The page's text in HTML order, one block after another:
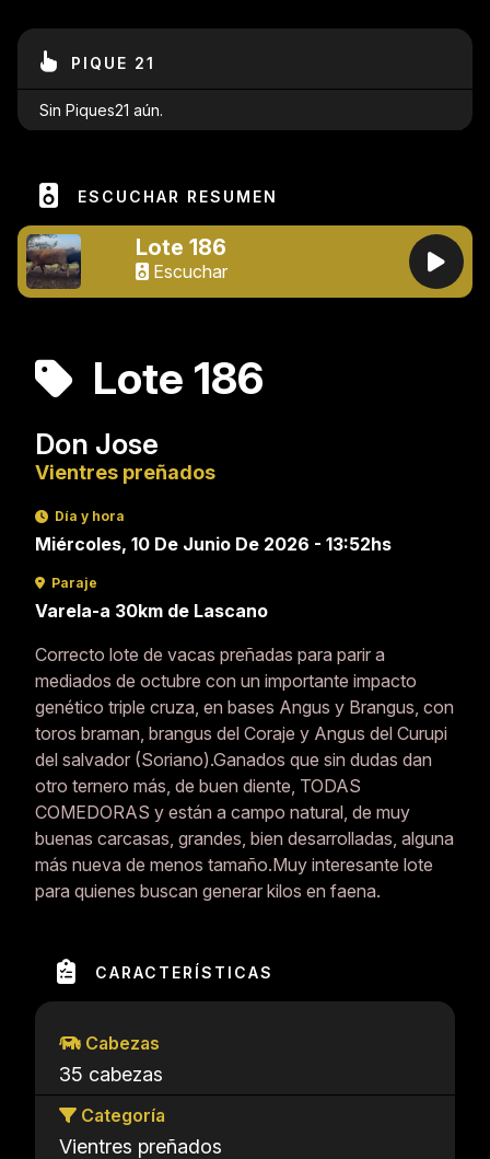
PIQUE 21
Sin Piques21 aún.
ESCUCHAR RESUMEN
Lote 186
Escuchar
Lote 186
Don Jose
Vientres preñados
Día y hora
Miércoles, 10 De Junio De 2026 - 13:52hs
Paraje
Varela-a 30km de Lascano
Correcto lote de vacas preñadas para parir a
mediados de octubre con un importante impacto
genético triple cruza, en bases Angus y Brangus, con
toros braman, brangus del Coraje y Angus del Curupi
del salvador (Soriano).Ganados que sin dudas dan
otro ternero más, de buen diente, TODAS
COMEDORAS y están a campo natural, de muy
buenas carcasas, grandes, bien desarrolladas, alguna
más nueva de menos tamaño.Muy interesante lote
para quienes buscan generar kilos en faena.
CARACTERÍSTICAS
Cabezas
35 cabezas
Categoría
Vientres preñados